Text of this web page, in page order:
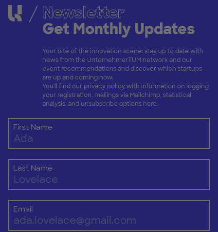
Newsletter
Get Monthly Updates
Your bite of the innovation scene: stay up to date with
news from the UnternehmerTUM network and our
event recommendations and discover which startups
are up and coming now.
You'll find our privacy policywith information on logging
your registration, mailings via Mailchimp, statistical
analysis, and unsubscribe options here.
First Name
Last Name
Email